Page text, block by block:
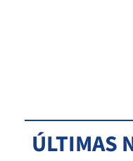
ÚLTIMAS